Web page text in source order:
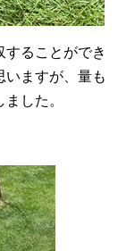
ることができ
いますが、量も
した。